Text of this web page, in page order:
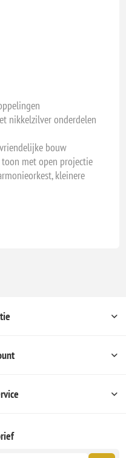
nikkelzilver onderdelen
bouw
met open projectie
kleinere